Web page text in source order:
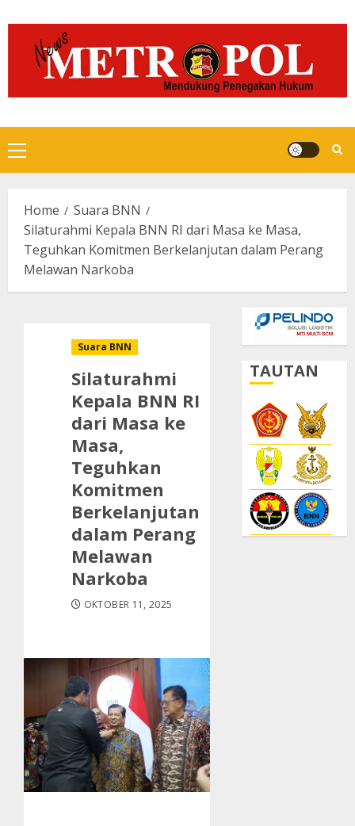
to
content
Primary
Menu
Home
Suara BNN
Silaturahmi Kepala BNN RI dari Masa ke Masa,
Teguhkan Komitmen Berkelanjutan dalam Perang
Melawan Narkoba
Suara BNN
Silaturahmi
Kepala BNN RI
dari Masa ke
Masa,
Teguhkan
Komitmen
Berkelanjutan
dalam Perang
Melawan
Narkoba
OKTOBER 11, 2025
TAUTAN